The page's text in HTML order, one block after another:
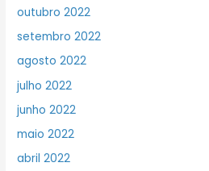
outubro 2022
setembro 2022
agosto 2022
julho 2022
junho 2022
maio 2022
abril 2022